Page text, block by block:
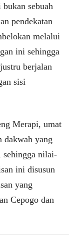
sebuah
pendekatan
melalui
ini sehingga
berjalan
sisi
Merapi, umat
dakwah yang
sehingga nilai-
ini disusun
yang
Cepogo dan